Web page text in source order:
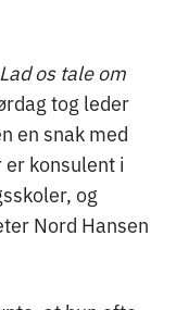
Lad os tale om
tog leder
en snak med
konsulent i
og
Nord Hansen